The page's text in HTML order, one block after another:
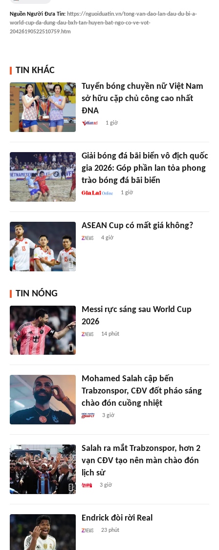
Nguồn Người Đưa Tin: https://nguoiduatin.vn/tong-van-dao-lan-dau-du-bi-a-
world-cup-da-dung-dau-bxh-tan-huyen-bat-ngo-co-ve-vot-
20426190522510759.htm
TIN KHÁC
Tuyển bóng chuyền nữ Việt Nam
sở hữu cặp chủ công cao nhất
ĐNA
1 giờ
Giải bóng đá bãi biển vô địch quốc
gia 2026: Góp phần lan tỏa phong
trào bóng đá bãi biển
1 giờ
ASEAN Cup có mất giá không?
4 giờ
TIN NÓNG
Messi rực sáng sau World Cup
2026
14 phút
Mohamed Salah cập bến
Trabzonspor, CĐV đốt pháo sáng
chào đón cuồng nhiệt
3 giờ
Salah ra mắt Trabzonspor, hơn 2
vạn CĐV tạo nên màn chào đón
lịch sử
3 giờ
Endrick đòi rời Real
23 phút